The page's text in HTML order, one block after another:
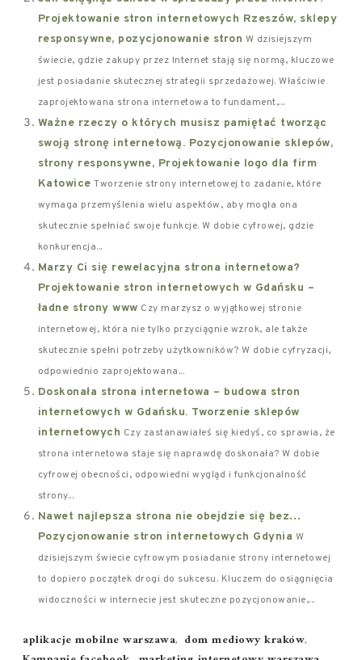
Projektowanie stron internetowych Rzeszów, sklepy
responsywne, pozycjonowanie stron W dzisiejszym
świecie, gdzie zakupy przez Internet stają się normą, kluczowe
jest posiadanie skutecznej strategii sprzedażowej. Właściwie
zaprojektowana strona internetowa to fundament,...
Ważne rzeczy o których musisz pamiętać tworząc
swoją stronę internetową. Pozycjonowanie sklepów,
strony responsywne, Projektowanie logo dla firm
Katowice Tworzenie strony internetowej to zadanie, które
wymaga przemyślenia wielu aspektów, aby mogła ona
skutecznie spełniać swoje funkcje. W dobie cyfrowej, gdzie
konkurencja...
Marzy Ci się rewelacyjna strona internetowa?
Projektowanie stron internetowych w Gdańsku –
ładne strony www Czy marzysz o wyjątkowej stronie
internetowej, która nie tylko przyciągnie wzrok, ale także
skutecznie spełni potrzeby użytkowników? W dobie cyfryzacji,
odpowiednio zaprojektowana...
Doskonała strona internetowa – budowa stron
internetowych w Gdańsku. Tworzenie sklepów
internetowych Czy zastanawiałeś się kiedyś, co sprawia, że
strona internetowa staje się naprawdę doskonała? W dobie
cyfrowej obecności, odpowiedni wygląd i funkcjonalność
strony...
Nawet najlepsza strona nie obejdzie się bez…
Pozycjonowanie stron internetowych Gdynia W
dzisiejszym świecie cyfrowym posiadanie strony internetowej
to dopiero początek drogi do sukcesu. Kluczem do osiągnięcia
widoczności w internecie jest skuteczne pozycjonowanie,...
Tags:
aplikacje mobilne warszawa, dom mediowy kraków,